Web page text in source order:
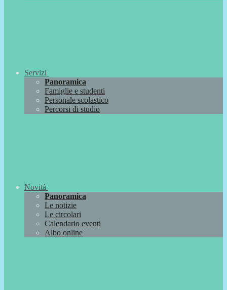
Servizi
Panoramica
Famiglie e studenti
Personale scolastico
Percorsi di studio
Novità
Panoramica
Le notizie
Le circolari
Calendario eventi
Albo online